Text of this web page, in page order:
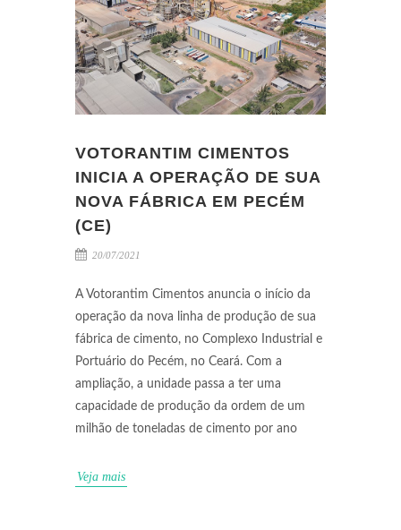
VOTORANTIM CIMENTOS
INICIA A OPERAÇÃO DE SUA
NOVA FÁBRICA EM PECÉM
(CE)
20/07/2021
A Votorantim Cimentos anuncia o início da
operação da nova linha de produção de sua
fábrica de cimento, no Complexo Industrial e
Portuário do Pecém, no Ceará. Com a
ampliação, a unidade passa a ter uma
capacidade de produção da ordem de um
milhão de toneladas de cimento por ano
Veja mais